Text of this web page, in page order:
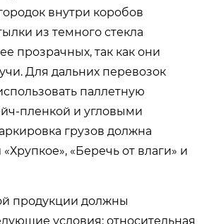
внутри коробов
из темного стекла
прозрачных, так как они
Для дальних перевозок
паллетную
пленкой и угловыми
грузов должна
«Беречь от влаги» и
продукции должны
условия: относительная